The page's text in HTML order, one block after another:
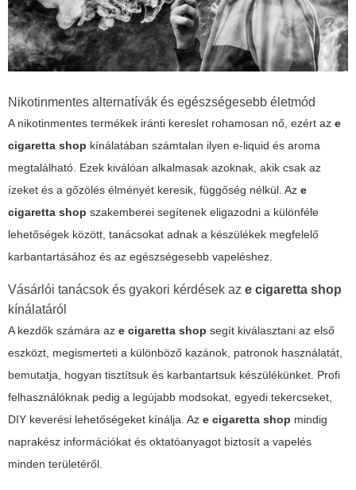
Nikotinmentes alternatívák és egészségesebb életmód
A nikotinmentes termékek iránti kereslet rohamosan nő, ezért az e
cigaretta shop kínálatában számtalan ilyen e-liquid és aroma
megtalálható. Ezek kiválóan alkalmasak azoknak, akik csak az
ízeket és a gőzölés élményét keresik, függőség nélkül. Az e
cigaretta shop szakemberei segítenek eligazodni a különféle
lehetőségek között, tanácsokat adnak a készülékek megfelelő
karbantartásához és az egészségesebb vapeléshez.
Vásárlói tanácsok és gyakori kérdések az e cigaretta shop
kínálatáról
A kezdők számára az e cigaretta shop segít kiválasztani az első
eszközt, megismerteti a különböző kazánok, patronok használatát,
bemutatja, hogyan tisztítsuk és karbantartsuk készülékünket. Profi
felhasználóknak pedig a legújabb modsokat, egyedi tekercseket,
DIY keverési lehetőségeket kínálja. Az e cigaretta shop mindig
naprakész információkat és oktatóanyagot biztosít a vapelés
minden területéről.